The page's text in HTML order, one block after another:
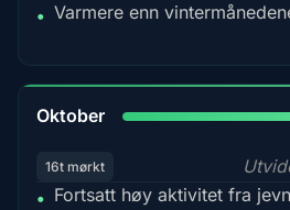
• Varmere enn
Oktober
16t mørkt
• Fortsatt høy aktivitet fra